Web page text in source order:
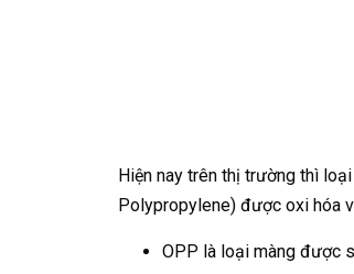
Hiện nay trên thị trường thì
Polypropylene) được oxi hóa
OPP là loại màng được